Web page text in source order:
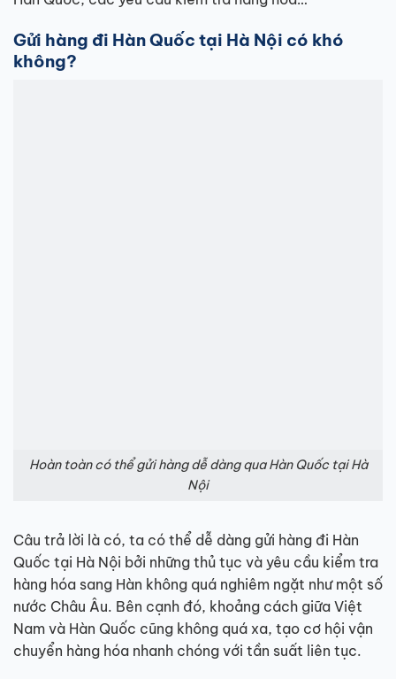
Gửi hàng đi Hàn Quốc tại Hà Nội có khó
không?
Hoàn toàn có thể gửi hàng dễ dàng qua Hàn Quốc tại Hà
Nội
Câu trả lời là có, ta có thể dễ dàng gửi hàng đi Hàn
Quốc tại Hà Nội bởi những thủ tục và yêu cầu kiểm tra
hàng hóa sang Hàn không quá nghiêm ngặt như một số
nước Châu Âu. Bên cạnh đó, khoảng cách giữa Việt
Nam và Hàn Quốc cũng không quá xa, tạo cơ hội vận
chuyển hàng hóa nhanh chóng với tần suất liên tục.